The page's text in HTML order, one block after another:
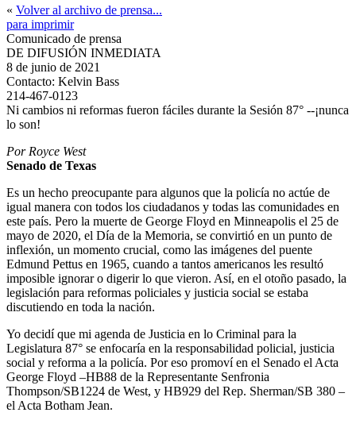
« Volver al archivo de prensa...
para imprimir
Comunicado de prensa
DE DIFUSIÓN INMEDIATA
8 de junio de 2021
Contacto: Kelvin Bass
214-467-0123
Ni cambios ni reformas fueron fáciles durante la Sesión 87° --¡nunca
lo son!
Por Royce West
Senado de Texas
Es un hecho preocupante para algunos que la policía no actúe de
igual manera con todos los ciudadanos y todas las comunidades en
este país. Pero la muerte de George Floyd en Minneapolis el 25 de
mayo de 2020, el Día de la Memoria, se convirtió en un punto de
inflexión, un momento crucial, como las imágenes del puente
Edmund Pettus en 1965, cuando a tantos americanos les resultó
imposible ignorar o digerir lo que vieron. Así, en el otoño pasado, la
legislación para reformas policiales y justicia social se estaba
discutiendo en toda la nación.
Yo decidí que mi agenda de Justicia en lo Criminal para la
Legislatura 87° se enfocaría en la responsabilidad policial, justicia
social y reforma a la policía. Por eso promoví en el Senado el Acta
George Floyd –HB88 de la Representante Senfronia
Thompson/SB1224 de West, y HB929 del Rep. Sherman/SB 380 –
el Acta Botham Jean.